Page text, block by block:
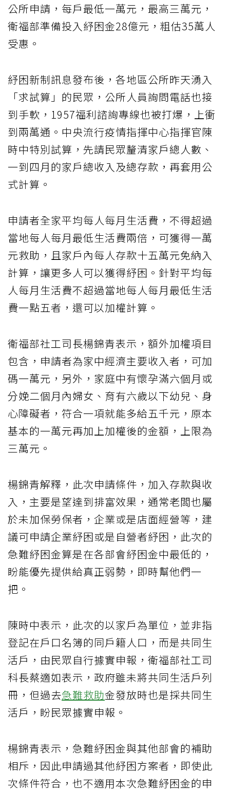
公所申請，每戶最低一萬元，最高三萬元，
衛福部準備投入紓困金28億元，粗估35萬人
受惠。
紓困新制訊息發布後，各地區公所昨天湧入
「求試算」的民眾，公所人員詢問電話也接
到手軟，1957福利諮詢專線也被打爆，上衝
到兩萬通。中央流行疫情指揮中心指揮官陳
時中特別試算，先請民眾釐清家戶總人數、
一到四月的家戶總收入及總存款，再套用公
式計算。
申請者全家平均每人每月生活費，不得超過
當地每人每月最低生活費兩倍，可獲得一萬
元救助，且家戶內每人存款十五萬元免納入
計算，讓更多人可以獲得紓困。針對平均每
人每月生活費不超過當地每人每月最低生活
費一點五者，還可以加權計算。
衛福部社工司長楊錦青表示，額外加權項目
包含，申請者為家中經濟主要收入者，可加
碼一萬元，另外，家庭中有懷孕滿六個月或
分娩二個月內婦女、育有六歲以下幼兒、身
心障礙者，符合一項就能多給五千元，原本
基本的一萬元再加上加權後的金額，上限為
三萬元。
楊錦青解釋，此次申請條件，加入存款與收
入，主要是望達到排富效果，通常老闆也屬
於未加保勞保者，企業或是店面經營等，建
議可申請企業紓困或是自營者紓困，此次的
急難紓困金算是在各部會紓困金中最低的，
盼能優先提供給真正弱勢，即時幫他們一
把。
陳時中表示，此次的以家戶為單位，並非指
登記在戶口名簿的同戶籍人口，而是共同生
活戶，由民眾自行據實申報，衛福部社工司
科長蔡適如表示，政府雖未將共同生活戶列
冊，但過去急難救助金發放時也是採共同生
活戶，盼民眾據實申報。
楊錦青表示，急難紓困金與其他部會的補助
相斥，因此申請過其他紓困方案者，即使此
次條件符合，也不適用本次急難紓困金的申